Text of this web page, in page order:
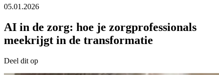
05.01.2026
AI in de zorg: hoe je zorgprofessionals
meekrijgt in de transformatie
Deel dit op